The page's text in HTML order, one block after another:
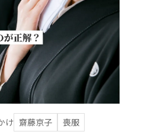
け 齋藤京子 喪服